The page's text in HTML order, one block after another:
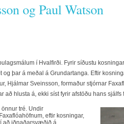
og Paul Watson
í Hvalfirði. Fyrir síðustu
þar á meðal á Grundartanga. Eftir
Hjálmar Sveinsson, formaður stjórnar
að hlusta á, ekki síst fyrir afstöðu hans sjálfs
önnur tré. Undir
eftir kosningar,
að iðnaðarsvæðið á